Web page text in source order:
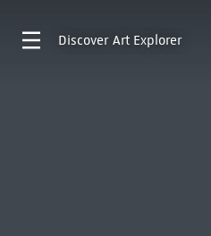
Discover Art Explorer